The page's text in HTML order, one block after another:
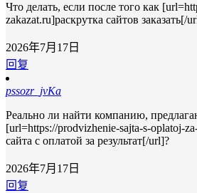
Что делать, если после того как
zakazat.ru]раскрутка сайтов
2026年7月17日
回复
pssozr_jvKa
Реально ли найти компанию,
[url=https://prodvizhenie-sajta-s-oplatoj-
сайта с оплатой за результат[/url]?
2026年7月17日
回复